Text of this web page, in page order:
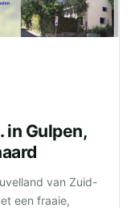
in Gulpen,
van Zuid-
een fraaie,